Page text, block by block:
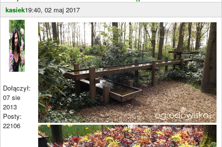
kasiek19:40, 02 maj 2017
Dołączył:
07 sie
2013
Posty:
22106